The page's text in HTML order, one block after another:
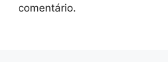
comentário.